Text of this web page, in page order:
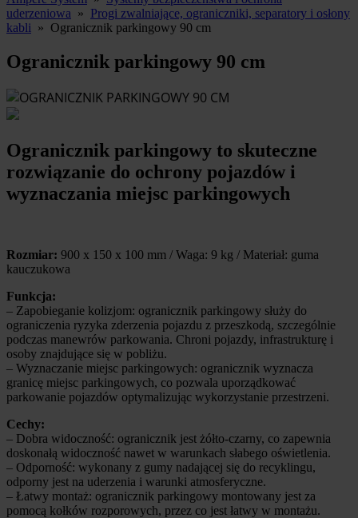
uderzeniowa » Progi zwalniające, ograniczniki, separatory i osłony
kabli » Ogranicznik parkingowy 90 cm
Ogranicznik parkingowy 90 cm
Ogranicznik parkingowy to skuteczne
rozwiązanie do ochrony pojazdów i
wyznaczania miejsc parkingowych
Rozmiar: 900 x 150 x 100 mm / Waga: 9 kg / Materiał: guma
kauczukowa
Funkcja:
– Zapobieganie kolizjom: ogranicznik parkingowy służy do
ograniczenia ryzyka zderzenia pojazdu z przeszkodą, szczególnie
podczas manewrów parkowania. Chroni pojazdy, infrastrukturę i
osoby znajdujące się w pobliżu.
– Wyznaczanie miejsc parkingowych: ogranicznik wyznacza
granicę miejsc parkingowych, co pozwala uporządkować
parkowanie pojazdów optymalizując wykorzystanie przestrzeni.
Cechy:
– Dobra widoczność: ogranicznik jest żółto-czarny, co zapewnia
doskonałą widoczność nawet w warunkach słabego oświetlenia.
– Odporność: wykonany z gumy nadającej się do recyklingu,
odporny jest na uderzenia i warunki atmosferyczne.
– Łatwy montaż: ogranicznik parkingowy montowany jest za
pomocą kołków rozporowych, przez co jest łatwy w montażu.